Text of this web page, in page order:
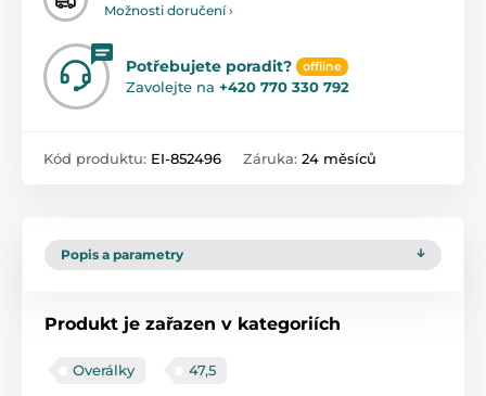
Možnosti doručení ›
Potřebujete poradit? offline
Zavolejte na +420 770 330 792
Kód produktu: EI-852496 Záruka: 24 měsíců
Popis a parametry
Produkt je zařazen v kategoriích
Overálky 47,5